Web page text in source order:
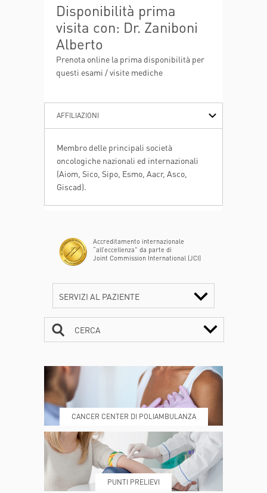
Disponibilità prima
visita con: Dr. Zaniboni
Alberto
Prenota online la prima disponibilità per
questi esami / visite mediche
AFFILIAZIONI
ESPERIENZE PROFESSIONALI
ISTRUZIONE E FORMAZIONE
PUBBLICAZIONI
RICERCA
Membro delle principali società
oncologiche nazionali ed internazionali
(Aiom, Sico, Sipo, Esmo, Aacr, Asco,
Giscad).
Accreditamento internazionale
“all’eccellenza” da parte di
Joint Commission International (JCI)
SERVIZI AL PAZIENTE
DOVE SIAMO ESAMI E VISITE
CERCA
CANCER CENTER DI POLIAMBULANZA
PUNTI PRELIEVI